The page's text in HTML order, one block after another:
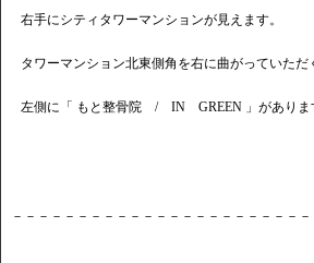
右手にシティタワーマンションが見えます。
タワーマンション北東側角を右に曲がっていただ
左側に「 もと整骨院 / IN GREEN 」がありま
－－－－－－－－－－－－－－－－－－－－－－－